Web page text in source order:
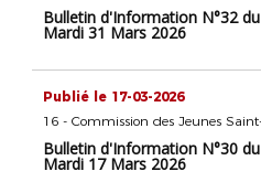
Bulletin d'Information N°32 du
Mardi 31 Mars 2026
Publié le 17-03-2026
Bulletin d'Information N°30 du
Mardi 17 Mars 2026